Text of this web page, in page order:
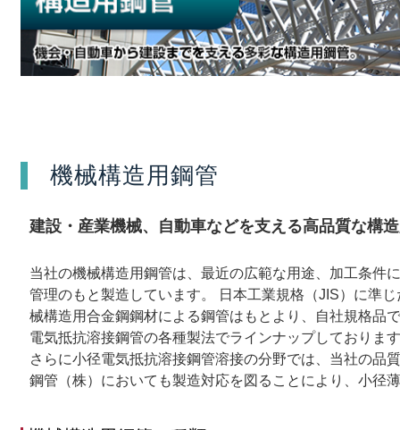
機械構造用鋼管
建設・産業機械、自動車などを支える高品質な構
当社の機械構造用鋼管は、最近の広範な用途、加工条件
管理のもと製造しています。 日本工業規格（JIS）に準
械構造用合金鋼鋼材による鋼管はもとより、自社規格品
電気抵抗溶接鋼管の各種製法でラインナップしておりま
さらに小径電気抵抗溶接鋼管溶接の分野では、当社の品
鋼管（株）においても製造対応を図ることにより、小径